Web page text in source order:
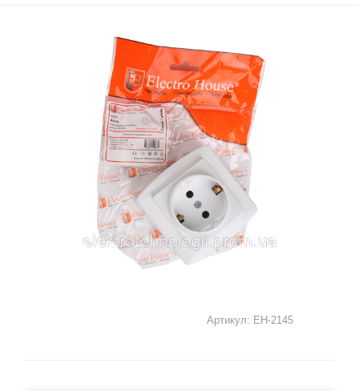
Артикул: EH-2145